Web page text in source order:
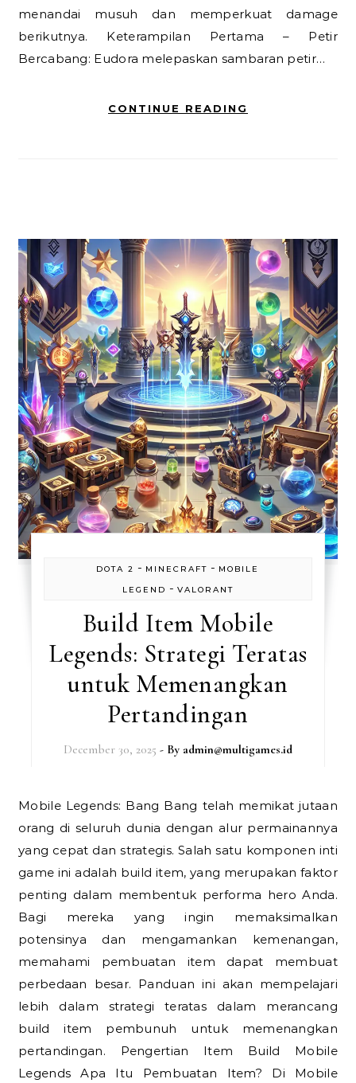
menandai musuh dan memperkuat damage
berikutnya. Keterampilan Pertama – Petir
Bercabang: Eudora melepaskan sambaran petir…
CONTINUE READING
DOTA 2 - MINECRAFT - MOBILE
LEGEND - VALORANT
Build Item Mobile
Legends: Strategi Teratas
untuk Memenangkan
Pertandingan
December 30, 2025 - By admin@multigames.id
Mobile Legends: Bang Bang telah memikat jutaan
orang di seluruh dunia dengan alur permainannya
yang cepat dan strategis. Salah satu komponen inti
game ini adalah build item, yang merupakan faktor
penting dalam membentuk performa hero Anda.
Bagi mereka yang ingin memaksimalkan
potensinya dan mengamankan kemenangan,
memahami pembuatan item dapat membuat
perbedaan besar. Panduan ini akan mempelajari
lebih dalam strategi teratas dalam merancang
build item pembunuh untuk memenangkan
pertandingan. Pengertian Item Build Mobile
Legends Apa Itu Pembuatan Item? Di Mobile